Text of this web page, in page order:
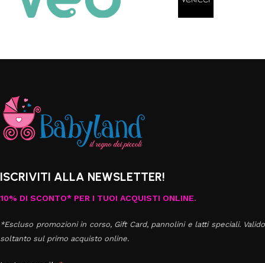
ISCRIVITI ALLA NEWSLETTER!
10% DI SCONTO* PER I TUOI ACQUISTI ONLINE.
*Escluso promozioni in corso, Gift Card, pannolini e latti speciali. Valido
soltanto sul primo acquisto online.